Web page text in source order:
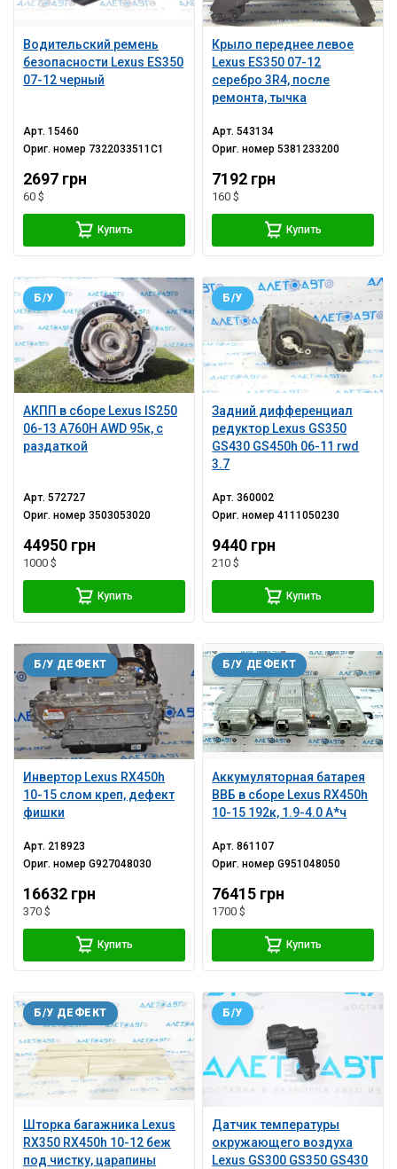
Водительский ремень
безопасности Lexus ES350
07-12 черный
Арт.15460
Ориг. номер 7322033511C1
2697 грн
60 $
Купить
Крыло переднее левое
Lexus ES350 07-12
серебро 3R4, после
ремонта, тычка
Арт.543134
Ориг. номер5381233200
7192 грн
160 $
Купить
АКПП в сборе Lexus IS250
06-13 A760H AWD 95к, с
раздаткой
Б/У
Арт.572727
Ориг. номер3503053020
44950 грн
1000 $
Купить
Задний дифференциал
редуктор Lexus GS350
GS430 GS450h 06-11 rwd
3.7
Б/У
Арт.360002
Ориг. номер4111050230
9440 грн
210 $
Купить
Инвертор Lexus RX450h
10-15 слом креп, дефект
фишки
Б/У ДЕФЕКТ
Арт. 218923
Ориг. номерG927048030
16632 грн
370 $
Купить
Аккумуляторная батарея
ВВБ в сборе Lexus RX450h
10-15 192к, 1.9-4.0 А*ч
Б/У ДЕФЕКТ
Арт.861107
Ориг. номерG951048050
76415 грн
1700 $
Купить
Шторка багажника Lexus
RX350 RX450h 10-12 беж
под чистку, царапины
Б/У ДЕФЕКТ
Датчик температуры
окружающего воздуха
Lexus GS300 GS350 GS430
Б/У